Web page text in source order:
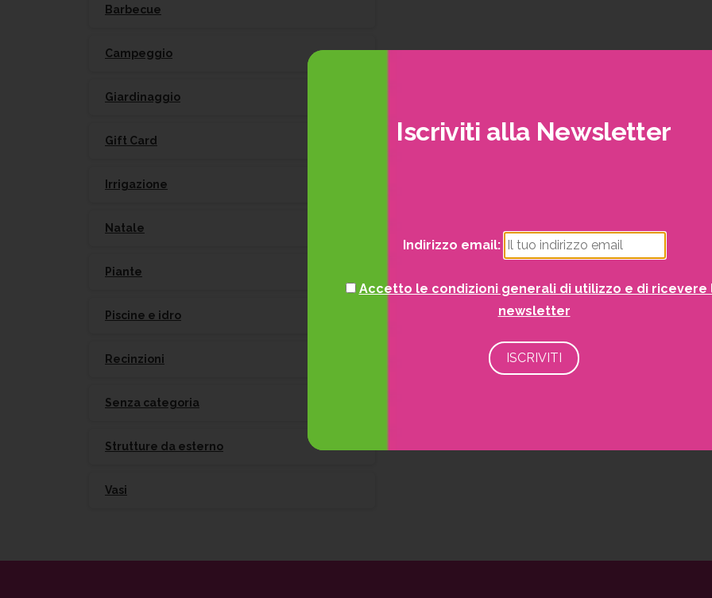
Barbecue
Campeggio
Giardinaggio
Gift Card
Irrigazione
Natale
Piante
Piscine e idro
Recinzioni
Senza categoria
Strutture da esterno
Vasi
Iscriviti alla Newsletter
Indirizzo email:
Accetto le condizioni generali di utilizzo e di ricevere
newsletter